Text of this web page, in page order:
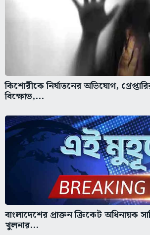
কিশোরীকে নির্যাতনের অভিযোগ,
বিক্ষোভ,...
বাংলাদেশের প্রাক্তন ক্রিকেট অধিনায়ক
খুলনার...